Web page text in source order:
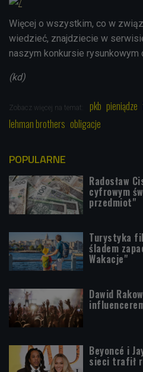
Więcej o wszystkim, co w
wiedzieć, znajdziecie w
naszym konkursie rysunkowym
(kd)
Zobacz więcej na temat: pkb pieniądze
lehman brothers obligacje
POPULARNE
Radosław
cyfrowym
przedmiot"
Turystyka
śladem
Wakacje"
Dawid
Beyoncé i
sieci trafił